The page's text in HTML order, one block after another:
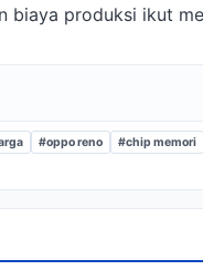
biaya produksi ikut
#oppo reno #chip memori